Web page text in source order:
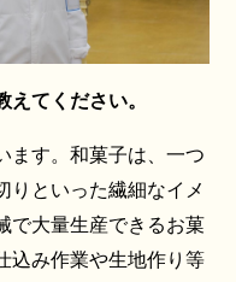
てください。
ます。和菓子は、一つ
りといった繊細なイメ
で大量生産できるお菓
込み作業や生地作り等